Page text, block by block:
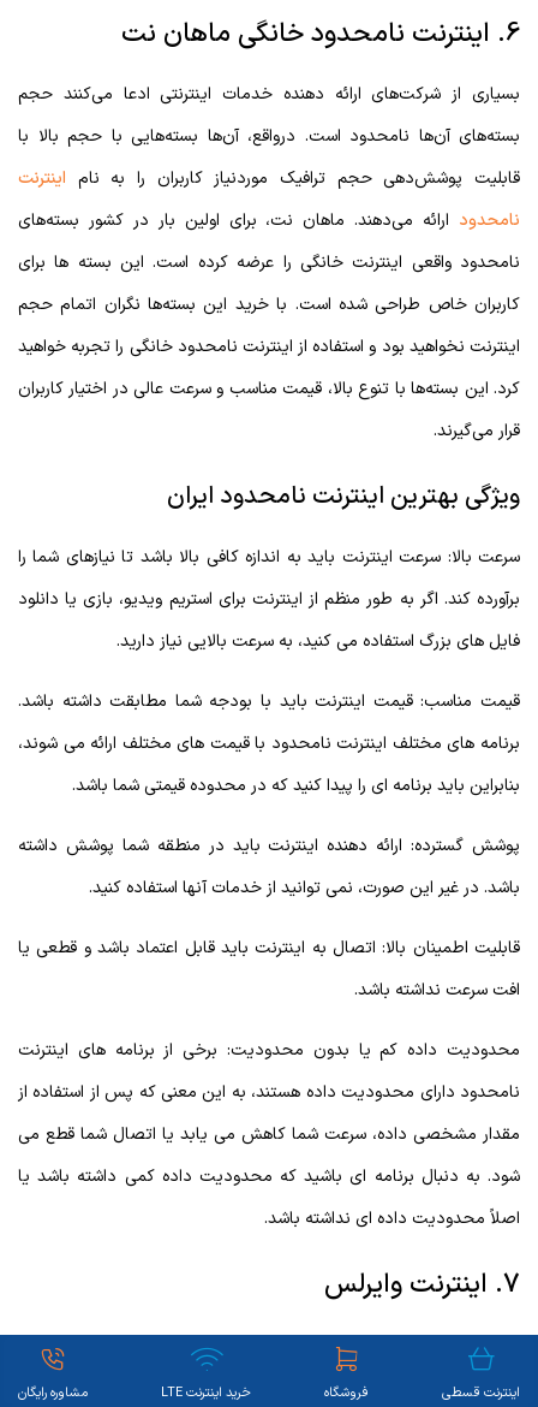
6. اینترنت نامحدود خانگی ماهان نت
بسیاری از شرکت‌های ارائه دهنده خدمات اینترنتی ادعا می‌کنند حجم
بسته‌های آن‌ها نامحدود است. درواقع، آن‌ها بسته‌هایی با حجم بالا با
قابلیت پوشش‌دهی حجم ترافیک موردنیاز کاربران را به نام اینترنت
نامحدود ارائه می‌دهند. ماهان نت، برای اولین بار در کشور بسته‌های
نامحدود واقعی اینترنت خانگی را عرضه کرده است. این بسته ها برای
کاربران خاص طراحی شده است. با خرید این بسته‌ها نگران اتمام حجم
اینترنت نخواهید بود و استفاده از اینترنت نامحدود خانگی را تجربه خواهید
کرد. این بسته‌ها با تنوع بالا، قیمت مناسب و سرعت عالی در اختیار کاربران
قرار می‌گیرند.
ویژگی بهترین اینترنت نامحدود ایران
سرعت بالا: سرعت اینترنت باید به اندازه کافی بالا باشد تا نیازهای شما را
برآورده کند. اگر به طور منظم از اینترنت برای استریم ویدیو، بازی یا دانلود
فایل های بزرگ استفاده می کنید، به سرعت بالایی نیاز دارید.
قیمت مناسب: قیمت اینترنت باید با بودجه شما مطابقت داشته باشد.
برنامه های مختلف اینترنت نامحدود با قیمت های مختلف ارائه می شوند،
بنابراین باید برنامه ای را پیدا کنید که در محدوده قیمتی شما باشد.
پوشش گسترده: ارائه دهنده اینترنت باید در منطقه شما پوشش داشته
باشد. در غیر این صورت، نمی توانید از خدمات آنها استفاده کنید.
قابلیت اطمینان بالا: اتصال به اینترنت باید قابل اعتماد باشد و قطعی یا
افت سرعت نداشته باشد.
محدودیت داده کم یا بدون محدودیت: برخی از برنامه های اینترنت
نامحدود دارای محدودیت داده هستند، به این معنی که پس از استفاده از
مقدار مشخصی داده، سرعت شما کاهش می یابد یا اتصال شما قطع می
شود. به دنبال برنامه ای باشید که محدودیت داده کمی داشته باشد یا
اصلاً محدودیت داده ای نداشته باشد.
7. اینترنت وایرلس
اینترنت وایرلس یا همان اینترنت بی‌سیم (Wi-Fi)، نوعی اتصال به اینترنت
است که به‌جای کابل‌های فیزیکی، از امواج رادیویی برای انتقال داده
اینترنت قسطی فروشگاه خرید اینترنت LTE مشاوره رایگان